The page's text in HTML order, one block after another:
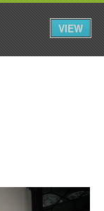
Iniciar Sessão
VIEW